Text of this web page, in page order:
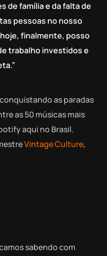
de família e da falta de
pessoas no nosso
finalmente, posso
trabalho investidos e
as paradas
as 50 músicas mais
aqui no Brasil.
Vintage Culture,
sabendo com